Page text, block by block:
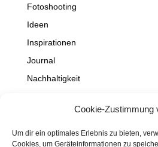
Cookie-Zustimmung
Um dir ein optimales Erlebnis zu bieten,
Cookies, um Geräteinformationen zu
Fotoshooting
Ideen
Inspirationen
Journal
Nachhaltigkeit
Projekte